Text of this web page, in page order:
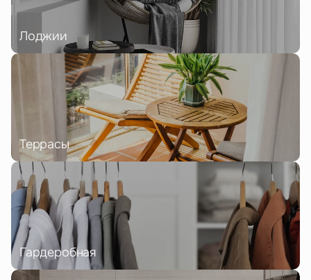
Лоджии
Террасы
Гардеробная